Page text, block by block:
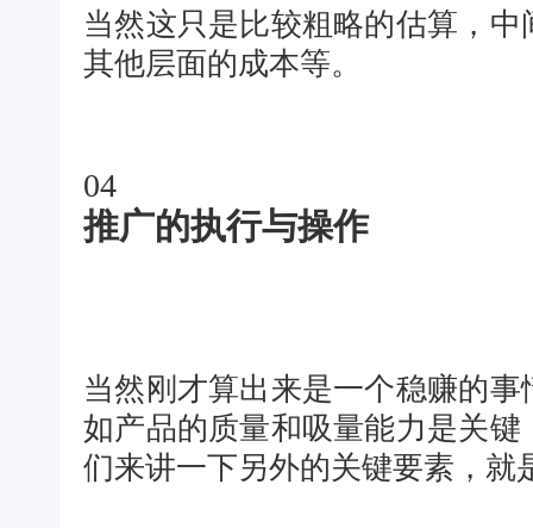
当然这只是比较粗略的估算，
其他层面的成本等。
04
推广的执行与操作
当然刚才算出来是一个稳赚的
如产品的质量和吸量能力是关
们来讲一下另外的关键要素，就